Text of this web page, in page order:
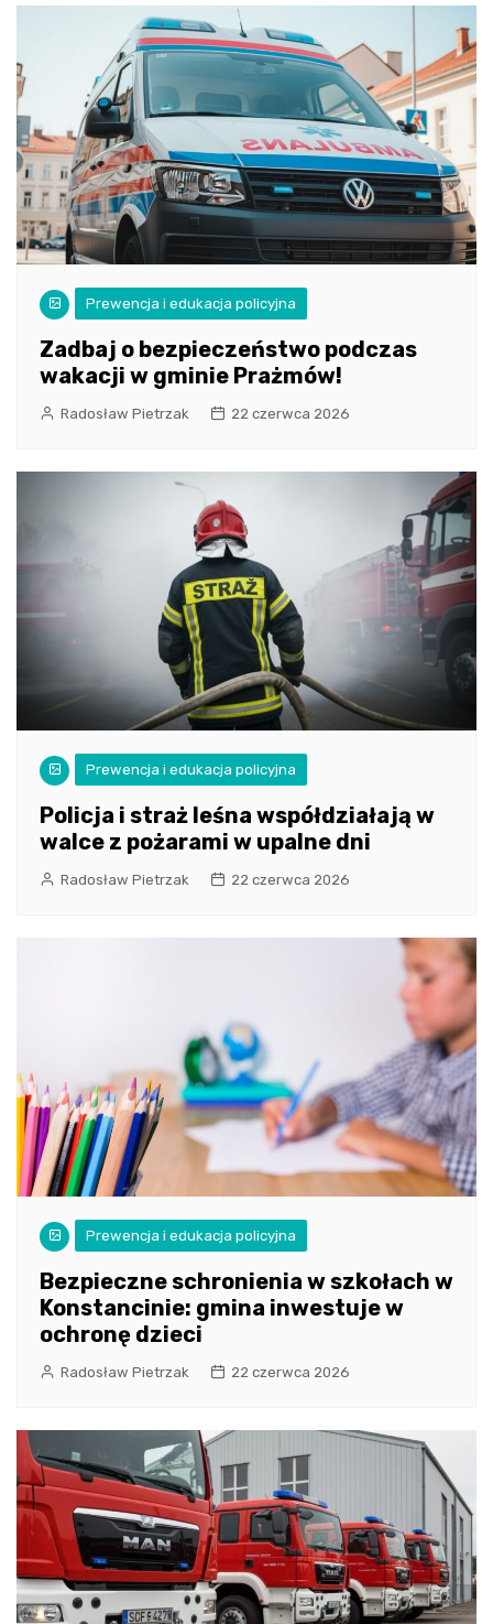
Prewencja i edukacja policyjna
Zadbaj o bezpieczeństwo podczas
wakacji w gminie Prażmów!
Radosław Pietrzak 22 czerwca 2026
Prewencja i edukacja policyjna
Policja i straż leśna współdziałają w
walce z pożarami w upalne dni
Radosław Pietrzak 22 czerwca 2026
Prewencja i edukacja policyjna
Bezpieczne schronienia w szkołach w
Konstancinie: gmina inwestuje w
ochronę dzieci
Radosław Pietrzak 22 czerwca 2026